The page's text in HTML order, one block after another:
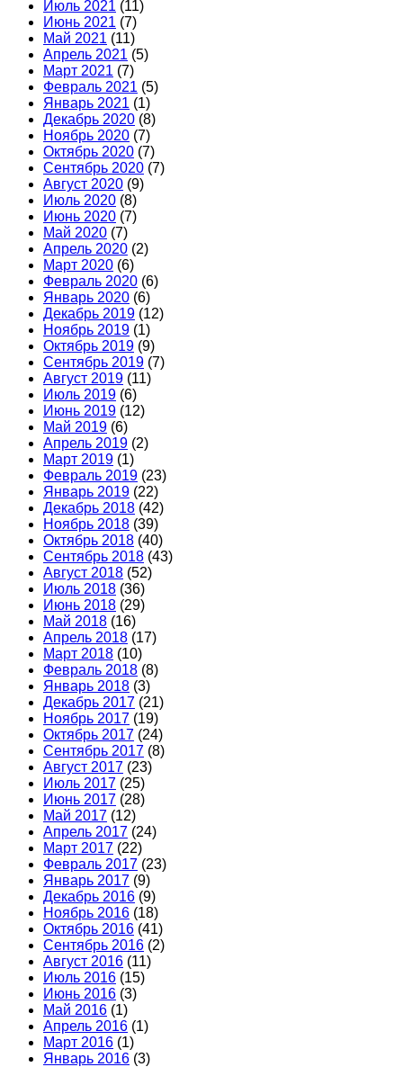
Июль 2021 (11)
Июнь 2021 (7)
Май 2021 (11)
Апрель 2021 (5)
Март 2021 (7)
Февраль 2021 (5)
Январь 2021 (1)
Декабрь 2020 (8)
Ноябрь 2020 (7)
Октябрь 2020 (7)
Сентябрь 2020 (7)
Август 2020 (9)
Июль 2020 (8)
Июнь 2020 (7)
Май 2020 (7)
Апрель 2020 (2)
Март 2020 (6)
Февраль 2020 (6)
Январь 2020 (6)
Декабрь 2019 (12)
Ноябрь 2019 (1)
Октябрь 2019 (9)
Сентябрь 2019 (7)
Август 2019 (11)
Июль 2019 (6)
Июнь 2019 (12)
Май 2019 (6)
Апрель 2019 (2)
Март 2019 (1)
Февраль 2019 (23)
Январь 2019 (22)
Декабрь 2018 (42)
Ноябрь 2018 (39)
Октябрь 2018 (40)
Сентябрь 2018 (43)
Август 2018 (52)
Июль 2018 (36)
Июнь 2018 (29)
Май 2018 (16)
Апрель 2018 (17)
Март 2018 (10)
Февраль 2018 (8)
Январь 2018 (3)
Декабрь 2017 (21)
Ноябрь 2017 (19)
Октябрь 2017 (24)
Сентябрь 2017 (8)
Август 2017 (23)
Июль 2017 (25)
Июнь 2017 (28)
Май 2017 (12)
Апрель 2017 (24)
Март 2017 (22)
Февраль 2017 (23)
Январь 2017 (9)
Декабрь 2016 (9)
Ноябрь 2016 (18)
Октябрь 2016 (41)
Сентябрь 2016 (2)
Август 2016 (11)
Июль 2016 (15)
Июнь 2016 (3)
Май 2016 (1)
Апрель 2016 (1)
Март 2016 (1)
Январь 2016 (3)